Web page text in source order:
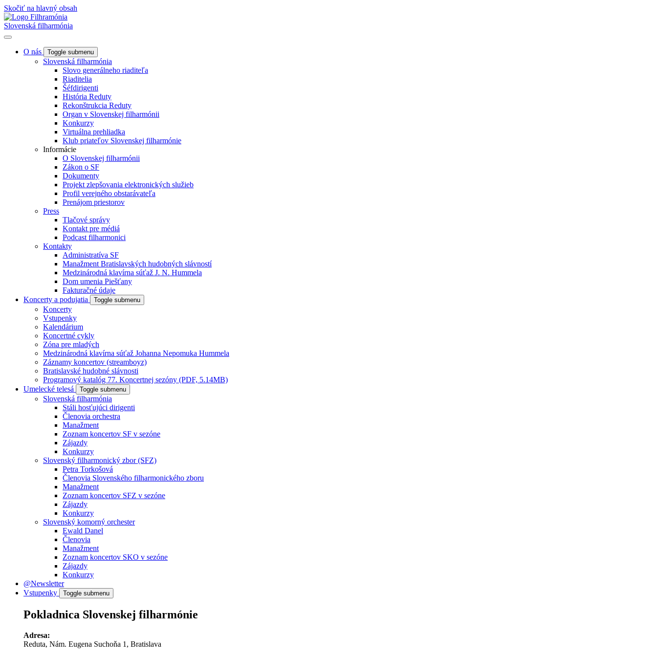
Skočiť na hlavný obsah
Slovenská filharmónia
O nás Toggle submenu
Slovenská filharmónia
Slovo generálneho riaditeľa
Riaditelia
Šéfdirigenti
História Reduty
Rekonštrukcia Reduty
Organ v Slovenskej filharmónii
Konkurzy
Virtuálna prehliadka
Klub priateľov Slovenskej filharmónie
Informácie
O Slovenskej filharmónii
Zákon o SF
Dokumenty
Projekt zlepšovania elektronických služieb
Profil verejného obstarávateľa
Prenájom priestorov
Press
Tlačové správy
Kontakt pre médiá
Podcast filharmonici
Kontakty
Administratíva SF
Manažment Bratislavských hudobných slávností
Medzinárodná klavírna súťaž J. N. Hummela
Dom umenia Piešťany
Fakturačné údaje
Koncerty a podujatia
Toggle submenu
Koncerty
Vstupenky
Kalendárium
Koncertné cykly
Zóna pre mladých
Medzinárodná klavírna súťaž Johanna Nepomuka Hummela
Záznamy koncertov (streamboyz)
Bratislavské hudobné slávnosti
Programový katalóg 77. Koncertnej sezóny (PDF, 5.14MB)
Umelecké telesá
Toggle submenu
Slovenská filharmónia
Stáli hosťujúci dirigenti
Členovia orchestra
Manažment
Zoznam koncertov SF v sezóne
Zájazdy
Konkurzy
Slovenský filharmonický zbor (SFZ)
Petra Torkošová
Členovia Slovenského filharmonického zboru
Manažment
Zoznam koncertov SFZ v sezóne
Zájazdy
Konkurzy
Slovenský komorný orchester
Ewald Danel
Členovia
Manažment
Zoznam koncertov SKO v sezóne
Zájazdy
Konkurzy
@Newsletter
Vstupenky
Toggle submenu
Pokladnica Slovenskej filharmónie
Adresa:
Reduta, Nám. Eugena Suchoňa 1, Bratislava